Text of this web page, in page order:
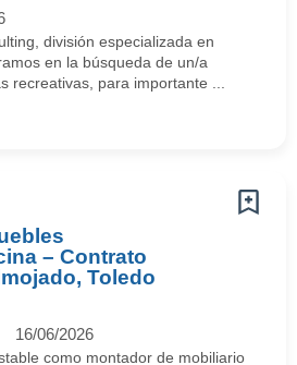
división especializada en
en la búsqueda de un/a
recreativas, para importante ...
– Contrato
Toledo
16/06/2026
como montador de mobiliario